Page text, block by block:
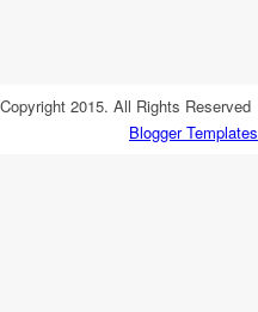
Copyright 2015. All Rights Reserved
Blogger Templates